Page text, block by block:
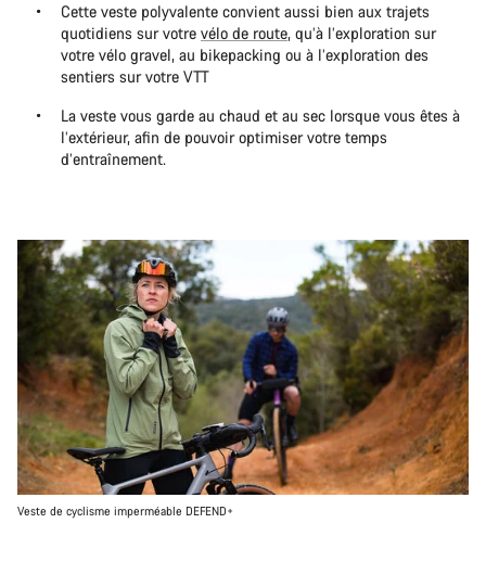
Cette veste polyvalente convient aussi bien aux trajets
quotidiens sur votre vélo de route, qu’à l’exploration sur
votre vélo gravel, au bikepacking ou à l’exploration des
sentiers sur votre VTT
La veste vous garde au chaud et au sec lorsque vous êtes à
l’extérieur, afin de pouvoir optimiser votre temps
d’entraînement.
Veste de cyclisme imperméable DEFEND+